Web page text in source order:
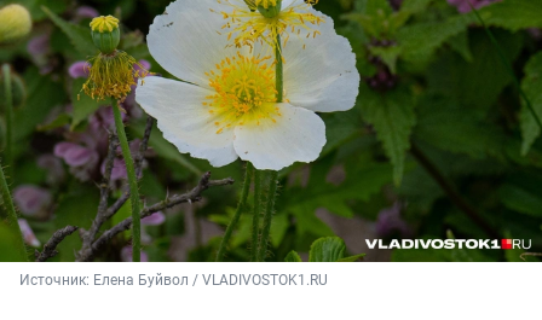
Источник: Елена Буйвол / VLADIVOSTOK1.RU